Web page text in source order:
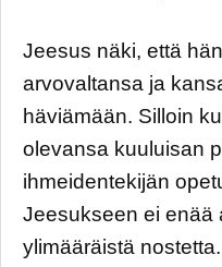
Jeesus näki, että
arvovaltansa ja
häviämään. Silloin
olevansa kuuluisan
ihmeidentekijän
Jeesukseen ei enää
ylimääräistä